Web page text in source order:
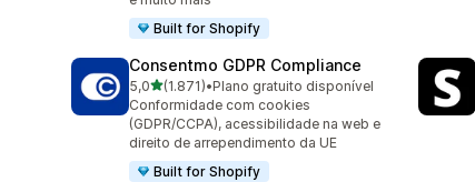
Built for Shopify
Consentmo GDPR Compliance
5,0de 5 estrelas
(1.871)
1871 avaliações ao todo
•Plano gratuito disponível
Conformidade com cookies
(GDPR/CCPA), acessibilidade na web e
direito de arrependimento da UE
Built for Shopify